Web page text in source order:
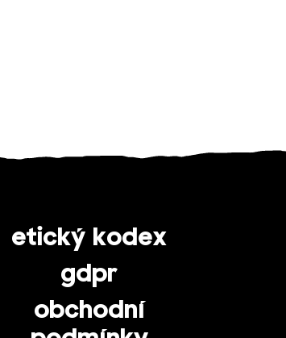
etický kodex
gdpr
obchodní